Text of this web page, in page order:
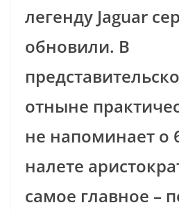
легенду Jaguar
обновили. В
отныне
не напоминает о
налете
самое главное –